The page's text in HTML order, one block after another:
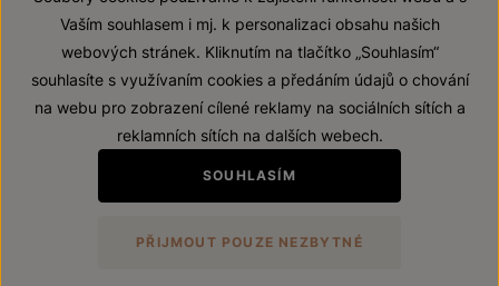
© 2026 ZNOVÍN ZNOJMO, a. s.
Prohlášení o přístupnosti
Zákaz prodeje alkoholických nápojů osobám mladším 18 let.
VytvořilwebProgress
Vaším souhlasem i mj. k personalizaci obsahu našich
webových stránek. Kliknutím na tlačítko „Souhlasím“
souhlasíte s využívaním cookies a předáním údajů o chování
na webu pro zobrazení cílené reklamy na sociálních sítích a
reklamních sítích na dalších webech.
SOUHLASÍM
PŘIJMOUT POUZE NEZBYTNÉ